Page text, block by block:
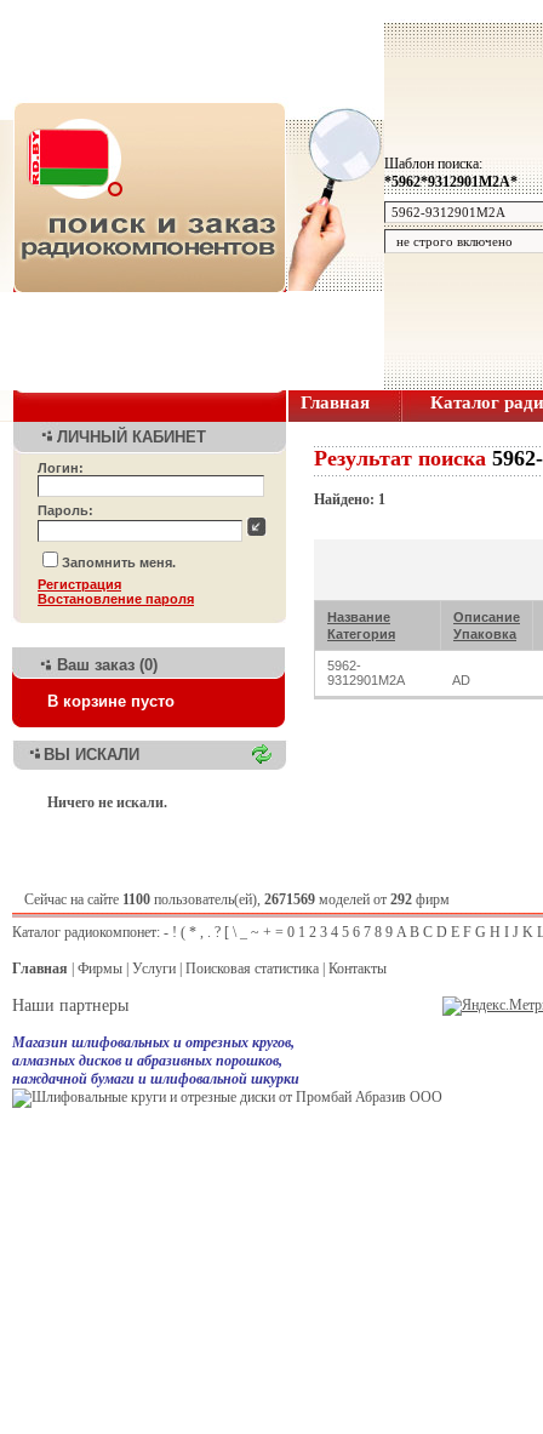
Шаблон поиска:
*5962*9312901M2A*
Главная Каталог
ЛИЧНЫЙ КАБИНЕТ
Логин:
Пароль:
Запомнить меня.
Регистрация
Bостановление пароля
Ваш заказ (0)
В корзине пусто
ВЫ ИСКАЛИ
Ничего не искали.
Результат поиска
Найдено: 1
Название
Категория
Описание
Упаковка
5962-
9312901M2A
AD
Сейчас на сайте 1100 пользователь(ей), 2671569 моделей от 292 фирм
Каталог радиокомпонет: - ! ( * , . ? [ \ ~ + = 0 1 2 3 4 5 6 7 8 9 A B C D E F G H I J K
Главная Фирмы Услуги Поисковая статистика Контакты
Наши партнеры
Магазин шлифовальных и отрезных кругов,
алмазных дисков и абразивных порошков,
наждачной бумаги и шлифовальной шкурки